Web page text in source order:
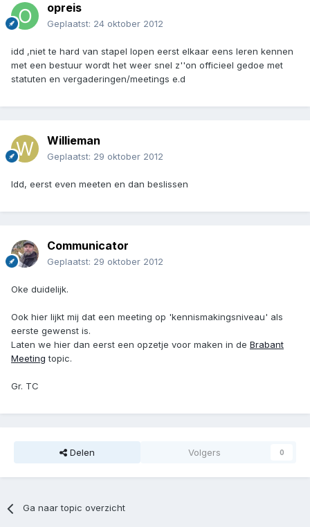
opreis
Geplaatst: 24 oktober 2012
idd ,niet te hard van stapel lopen eerst elkaar eens leren kennen
met een bestuur wordt het weer snel z''on officieel gedoe met
statuten en vergaderingen/meetings e.d
Willieman
Geplaatst: 29 oktober 2012
Idd, eerst even meeten en dan beslissen
Communicator
Geplaatst: 29 oktober 2012
Oke duidelijk.
Ook hier lijkt mij dat een meeting op 'kennismakingsniveau' als
eerste gewenst is.
Laten we hier dan eerst een opzetje voor maken in de Brabant
Meeting topic.
Gr. TC
Delen Volgers 0
Ga naar topic overzicht